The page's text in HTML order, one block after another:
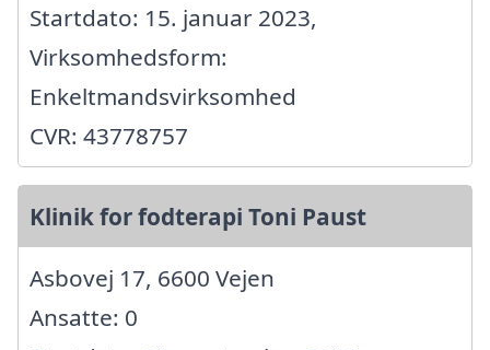
Startdato: 15. januar 2023,
Virksomhedsform:
Enkeltmandsvirksomhed
CVR: 43778757
Klinik for fodterapi Toni Paust
Asbovej 17, 6600 Vejen
Ansatte: 0